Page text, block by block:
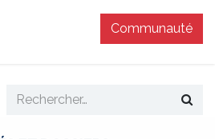
Communauté